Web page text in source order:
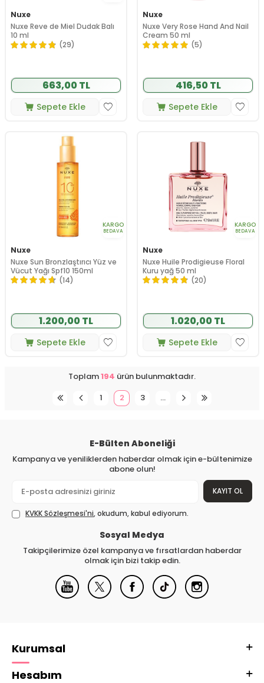
Nuxe
Nuxe Reve de Miel Dudak Balı
10 ml
(29)
663,00 TL
Sepete Ekle
Nuxe
Nuxe Very Rose Hand And Nail
Cream 50 ml
(5)
416,50 TL
Sepete Ekle
KARGO
BEDAVA
Nuxe
Nuxe Sun Bronzlaştırıcı Yüz ve
Vücut Yağı Spf10 150ml
(14)
1.200,00 TL
Sepete Ekle
KARGO
BEDAVA
Nuxe
Nuxe Huile Prodigieuse Floral
Kuru yağ 50 ml
(20)
1.020,00 TL
Sepete Ekle
Toplam194 ürün bulunmaktadır.
1
2 3 …
E-Bülten Aboneliği
Kampanya ve yeniliklerden haberdar olmak için e-bültenimize
abone olun!
KAYIT OL
KVKK Sözleşmesi'ni, okudum, kabul ediyorum.
Sosyal Medya
Takipçilerimize özel kampanya ve fırsatlardan haberdar
olmak için bizi takip edin.
Kurumsal
Hesabım